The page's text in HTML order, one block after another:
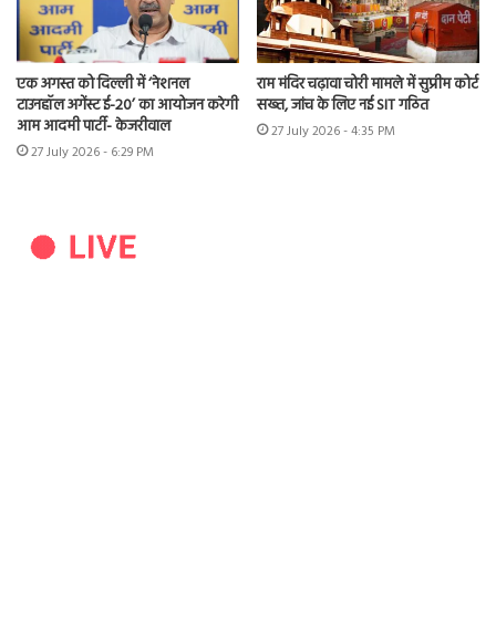
एक अगस्त को दिल्ली में ‘नेशनल
टाउनहॉल अगेंस्ट ई-20’ का आयोजन करेगी
आम आदमी पार्टी- केजरीवाल
27 July 2026 - 6:29 PM
राम मंदिर चढ़ावा चोरी मामले में सुप्रीम कोर्ट
सख्त, जांच के लिए नई SIT गठित
27 July 2026 - 4:35 PM